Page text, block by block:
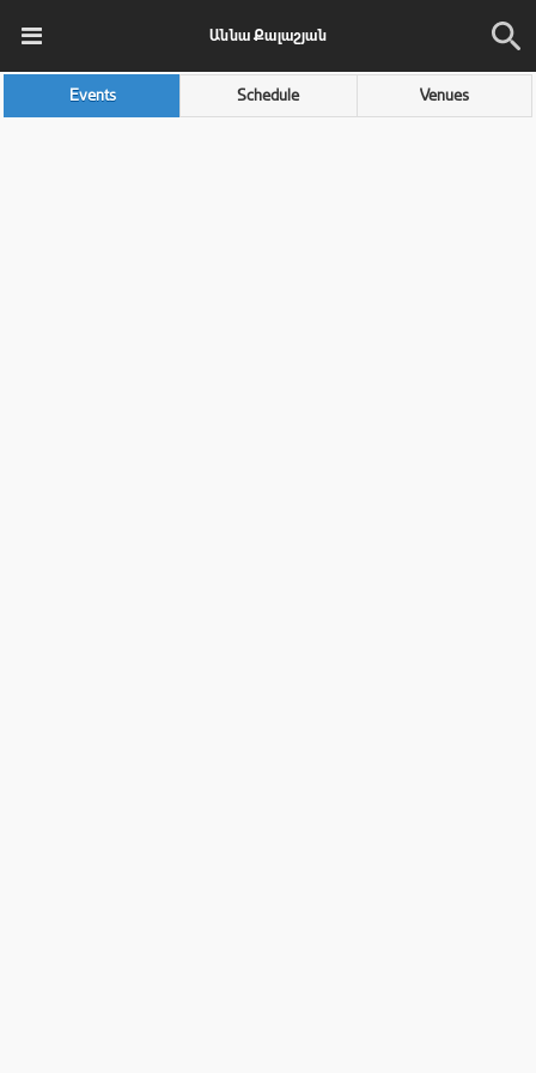
Աննա Քալաշյան
Events Schedule Venues